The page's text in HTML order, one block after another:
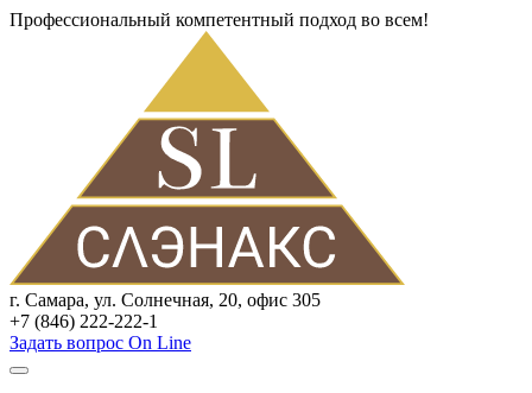
Профессиональный компетентный подход во всем!
г. Самара, ул. Солнечная, 20, офис 305
+7 (846) 222-222-1
Задать вопрос On Line